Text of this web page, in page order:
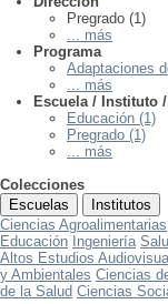
Pregrado (1)
... más
Programa
Adaptaciones
... más
Escuela / Instituto
Educación (1)
Pregrado (1)
... más
Colecciones
Escuelas
Institutos
Ciencias
Educación Ingeniería
Altos Estudios
y Ambientales Ciencias
de la Salud Ciencias